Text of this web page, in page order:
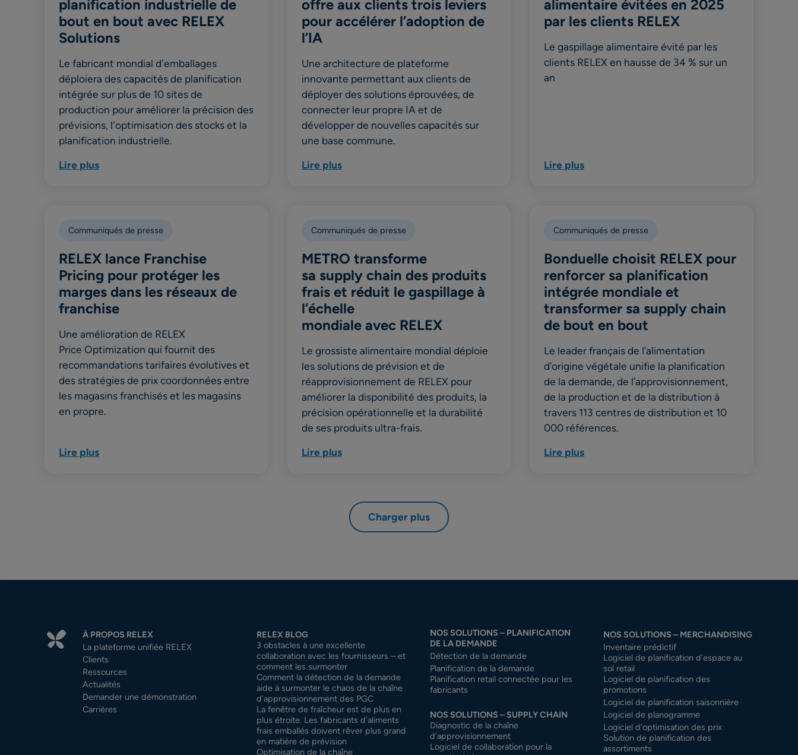
planification industrielle de
bout en bout avec RELEX
Solutions
Le fabricant mondial d'emballages
déploiera des capacités de planification
intégrée sur plus de 10 sites de
production pour améliorer la précision des
prévisions, l'optimisation des stocks et la
planification industrielle.
Lire plus
offre aux clients trois leviers
pour accélérer l’adoption de
l’IA
Une architecture de plateforme
innovante permettant aux clients de
déployer des solutions éprouvées, de
connecter leur propre IA et de
développer de nouvelles capacités sur
une base commune.
Lire plus
alimentaire évitées en 2025
par les clients RELEX
Le gaspillage alimentaire évité par les
clients RELEX en hausse de 34 % sur un
an
Lire plus
Communiqués de presse
RELEX lance Franchise
Pricing pour protéger les
marges dans les réseaux de
franchise
Une amélioration de RELEX
Price Optimization qui fournit des
recommandations tarifaires évolutives et
des stratégies de prix coordonnées entre
les magasins franchisés et les magasins
en propre.
Lire plus
Communiqués de presse
METRO transforme
sa supply chain des produits
frais et réduit le gaspillage à
l’échelle
mondiale avec RELEX
Le grossiste alimentaire mondial déploie
les solutions de prévision et de
réapprovisionnement de RELEX pour
améliorer la disponibilité des produits, la
précision opérationnelle et la durabilité
de ses produits ultra-frais.
Lire plus
Communiqués de presse
Bonduelle choisit RELEX pour
renforcer sa planification
intégrée mondiale et
transformer sa supply chain
de bout en bout
Le leader français de l’alimentation
d’origine végétale unifie la planification
de la demande, de l’approvisionnement,
de la production et de la distribution à
travers 113 centres de distribution et 10
000 références.
Lire plus
Charger plus
À PROPOS RELEX
La plateforme unifiée RELEX
Clients
Ressources
Actualités
Demander une démonstration
Carrières
RELEX BLOG
3 obstacles à une excellente
collaboration avec les fournisseurs – et
comment les surmonter
Comment la détection de la demande
aide à surmonter le chaos de la chaîne
d’approvisionnement des PGC
La fenêtre de fraîcheur est de plus en
plus étroite. Les fabricants d’aliments
frais emballés doivent rêver plus grand
en matière de prévision
Optimisation de la chaîne
NOS SOLUTIONS – PLANIFICATION
DE LA DEMANDE
Détection de la demande
Planification de la demande
Planification retail connectée pour les
fabricants
NOS SOLUTIONS – SUPPLY CHAIN
Diagnostic de la chaîne
d’approvisionnement
Logiciel de collaboration pour la
NOS SOLUTIONS – MERCHANDISING
Inventaire prédictif
Logiciel de planification d’espace au
sol retail
Logiciel de planification des
promotions
Logiciel de planification saisonnière
Logiciel de planogramme
Logiciel d’optimisation des prix
Solution de planification des
assortiments